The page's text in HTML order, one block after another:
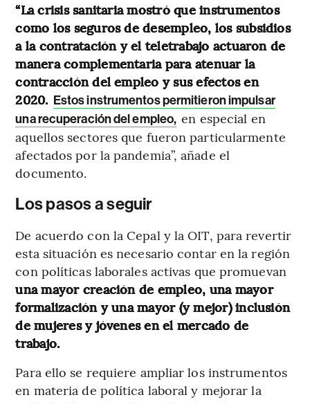
“La crisis sanitaria mostró que instrumentos
como los seguros de desempleo, los subsidios
a la contratación y el teletrabajo actuaron de
manera complementaria para atenuar la
contracción del empleo y sus efectos en
2020. Estos instrumentos permitieron impulsar
una recuperación del empleo, en especial en
aquellos sectores que fueron particularmente
afectados por la pandemia”, añade el
documento.
Los pasos a seguir
De acuerdo con la Cepal y la OIT, para revertir
esta situación es necesario contar en la región
con políticas laborales activas que promuevan
una mayor creación de empleo, una mayor
formalización y una mayor (y mejor) inclusión
de mujeres y jóvenes en el mercado de
trabajo.
Para ello se requiere ampliar los instrumentos
en materia de política laboral y mejorar la